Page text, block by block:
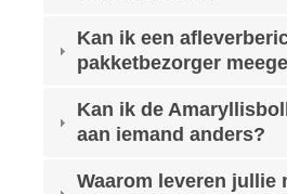
Kan ik een
pakketbezorger
Kan ik de
aan iemand anders?
Waarom leveren jullie